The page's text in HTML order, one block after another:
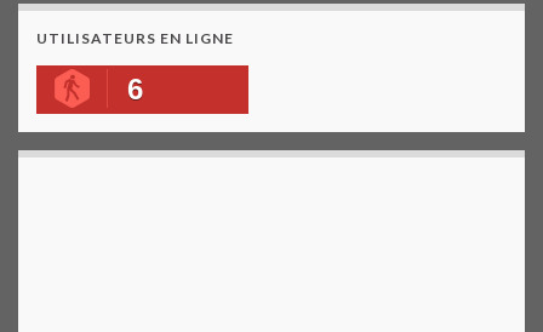
UTILISATEURS EN LIGNE
6